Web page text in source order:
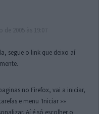
segue o link que deixo aí
no Firefox, vai a iniciar,
e menu ‘Iniciar »»
Aí é só escolher o